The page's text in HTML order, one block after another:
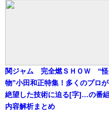
関ジャム 完全燃ＳＨＯＷ “怪
物”小田和正特集！多くのプロが
絶望した技術に迫る[字]…の番組
内容解析まとめ